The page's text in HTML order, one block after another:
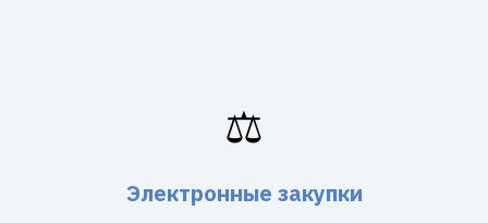
⚖️
Электронные закупки